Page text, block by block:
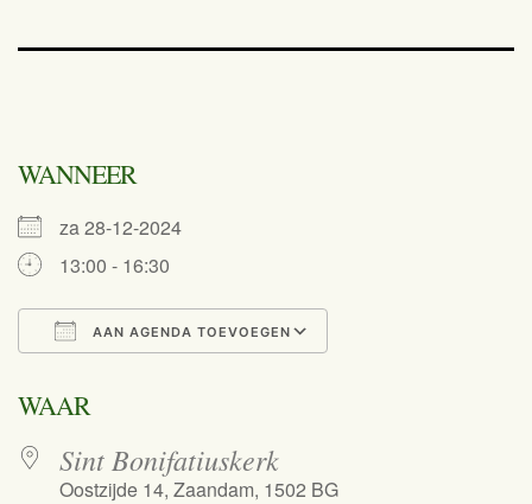
WANNEER
za 28-12-2024
13:00 - 16:30
AAN AGENDA TOEVOEGEN
WAAR
Sint Bonifatiuskerk
Oostzijde 14, Zaandam, 1502 BG